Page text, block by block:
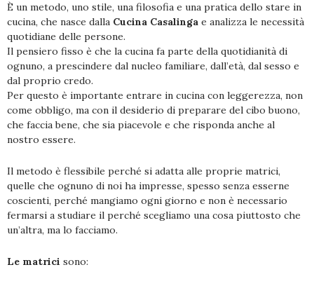
È un metodo, uno stile, una filosofia e una pratica dello stare in
cucina, che nasce dalla Cucina Casalinga e analizza le necessità
quotidiane delle persone.
Il pensiero fisso è che la cucina fa parte della quotidianità di
ognuno, a prescindere dal nucleo familiare, dall’età, dal sesso e
dal proprio credo.
Per questo è importante entrare in cucina con leggerezza, non
come obbligo, ma con il desiderio di preparare del cibo buono,
che faccia bene, che sia piacevole e che risponda anche al
nostro essere.
Il metodo è flessibile perché si adatta alle proprie matrici,
quelle che ognuno di noi ha impresse, spesso senza esserne
coscienti, perché mangiamo ogni giorno e non è necessario
fermarsi a studiare il perché scegliamo una cosa piuttosto che
un’altra, ma lo facciamo.
Le matrici sono: